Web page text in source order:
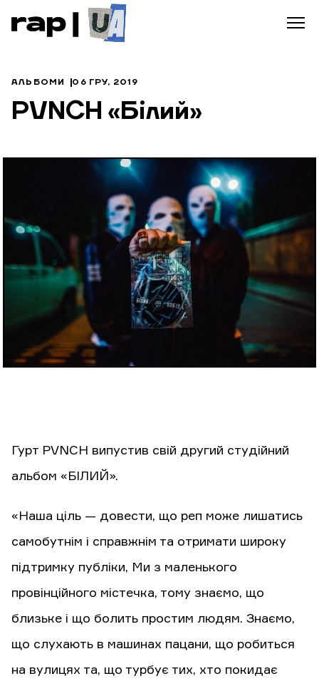
АЛЬБОМИ 06 ГРУ, 2019
PVNCH «Білий»
Гурт PVNCH випустив свій другий студійний
альбом «БІЛИЙ».
«Наша ціль — довести, що реп може лишатись
самобутнім і справжнім та отримати широку
підтримку публіки, Ми з маленького
провінційного містечка, тому знаємо, що
близьке і що болить простим людям. Знаємо,
що слухають в машинах пацани, що робиться
на вулицях та, що турбує тих, хто покидає